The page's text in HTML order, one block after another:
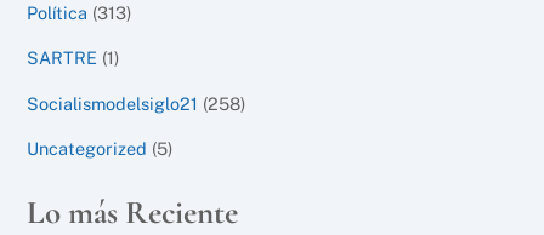
Política (313)
SARTRE (1)
Socialismodelsiglo21 (258)
Uncategorized (5)
Lo más Reciente